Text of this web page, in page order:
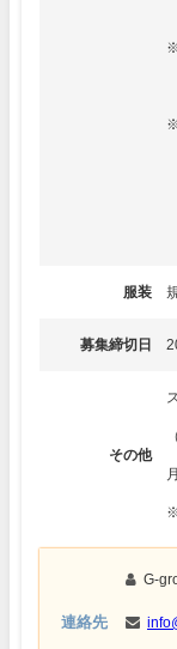
服装
募集締切日
その他
連絡先
G-